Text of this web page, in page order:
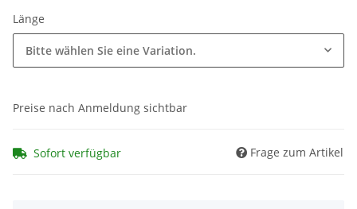
Länge
Bitte wählen Sie eine Variation.
Preise nach Anmeldung sichtbar
Sofort verfügbar Frage zum Artikel